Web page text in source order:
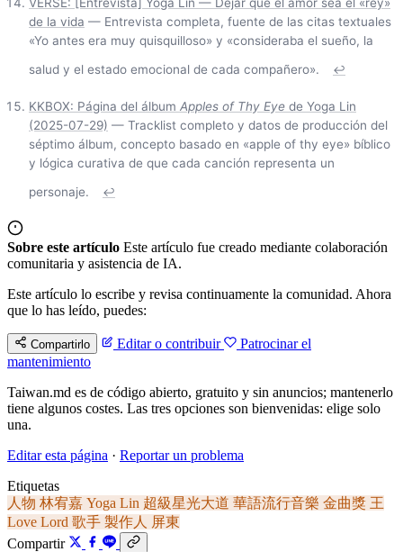
de la vida — Entrevista completa, fuente de las citas textuales
«Yo antes era muy quisquilloso» y «consideraba el sueño, la
salud y el estado emocional de cada compañero».
↩
KKBOX: Página del álbum Apples of Thy Eye de Yoga Lin
(2025-07-29) — Tracklist completo y datos de producción del
séptimo álbum, concepto basado en «apple of thy eye» bíblico
y lógica curativa de que cada canción representa un
personaje.
↩
Sobre este artículo Este artículo fue creado mediante colaboración
comunitaria y asistencia de IA.
Este artículo lo escribe y revisa continuamente la comunidad. Ahora
que lo has leído, puedes:
Compartirlo Editar o contribuir
Patrocinar el
mantenimiento
Taiwan.md es de código abierto, gratuito y sin anuncios; mantenerlo
tiene algunos costes. Las tres opciones son bienvenidas: elige solo
una.
Editar esta página · Reportar un problema
Etiquetas
人物 林宥嘉 Yoga Lin 超級星光大道 華語流行音樂 金曲獎 王
Love Lord 歌手 製作人 屏東
Compartir